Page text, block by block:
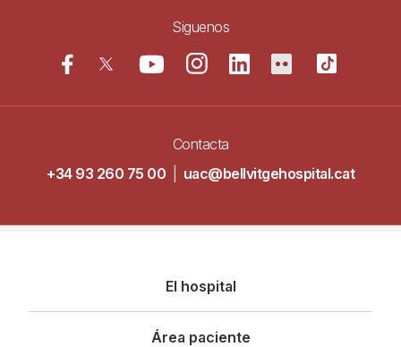
Siguenos
Contacta
+34 93 260 75 00
uac@bellvitgehospital.cat
principal
El hospital
Área paciente